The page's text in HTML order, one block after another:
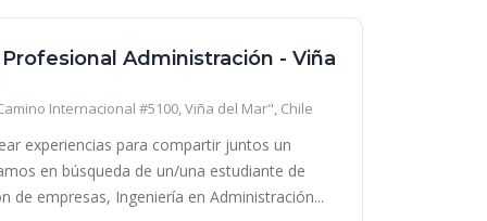
Administración - Viña
Internacional #5100, Viña del Mar", Chile
experiencias para compartir juntos un
en búsqueda de un/una estudiante de
de empresas, Ingeniería en Administración...